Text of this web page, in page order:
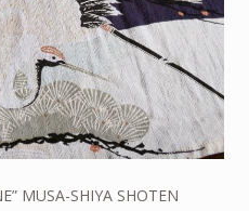
MUSA-SHIYA SHOTEN